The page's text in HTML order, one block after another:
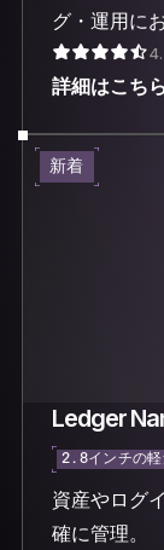
グ・運用に
詳細はこちら
新着
Ledger
2.8インチの軽
資産やログ
確に管理。